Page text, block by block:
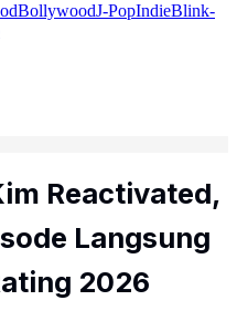
BollywoodJ-PopIndieBlink-
Reactivated,
Langsung
2026